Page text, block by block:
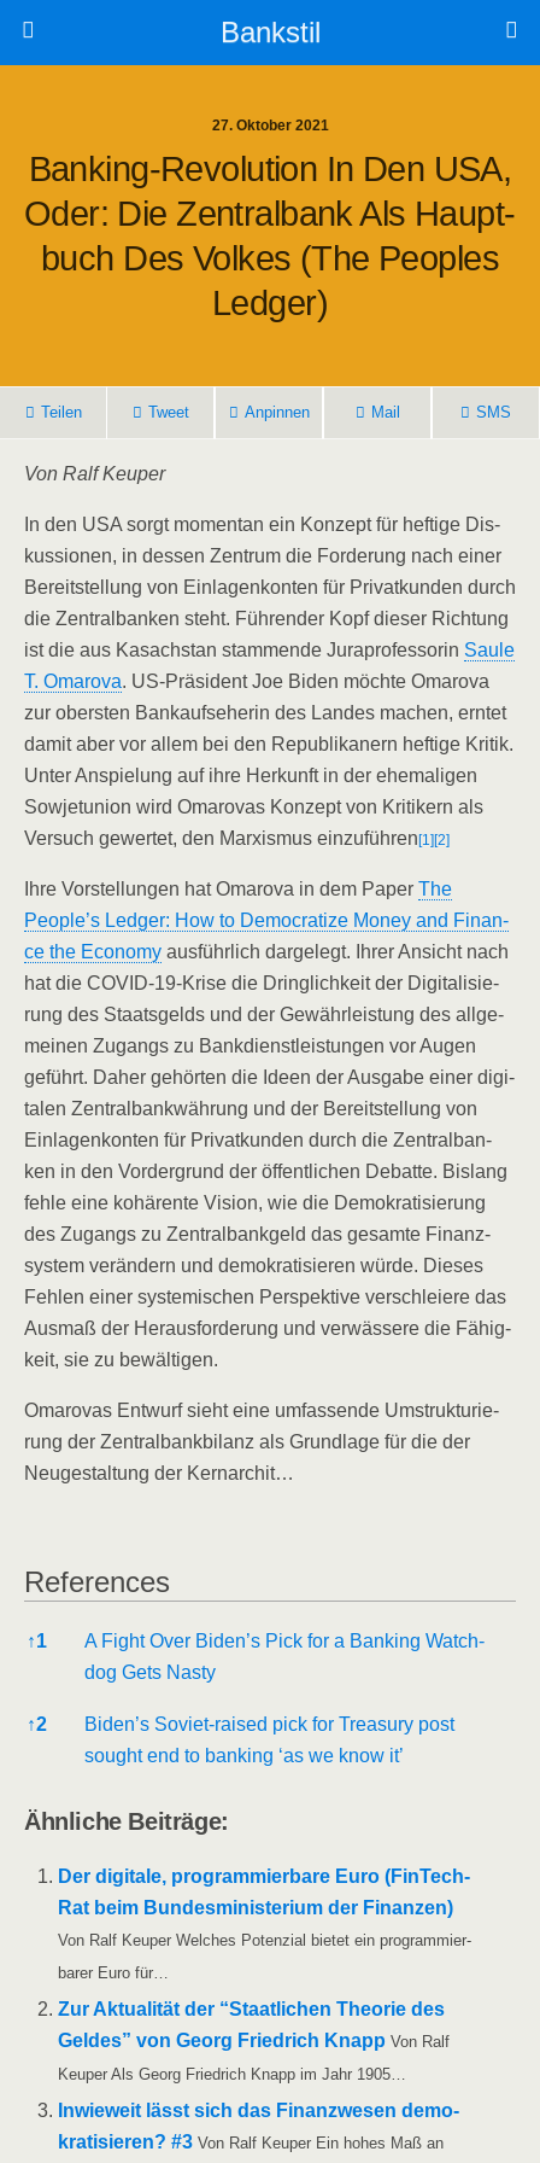
Bankstil
27. Oktober 2021
Ban­king-Revo­lu­ti­on In Den USA,
Oder: Die Zen­tral­bank Als Haupt­
Buch Des Vol­kes (The Peo­p­les
Ledger)
Tei­len Tweet Anpin­nen Mail SMS
Von Ralf Keuper
In den USA sorgt momen­tan ein Kon­zept für hef­ti­ge Dis­
kus­sio­nen, in des­sen Zen­trum die For­de­rung nach einer
Bereit­stel­lung von Ein­la­gen­kon­ten für Pri­vat­kun­den durch
die Zen­tral­ban­ken steht. Füh­ren­der Kopf die­ser Rich­tung
ist die aus Kasach­stan stam­men­de Jura­pro­fes­so­rin Sau­le
T. Oma­ro­va. US-Prä­si­dent Joe Biden möch­te Oma­ro­va
zur obers­ten Bank­aufs­e­he­rin des Lan­des machen, ern­tet
damit aber vor allem bei den Repu­bli­ka­nern hef­ti­ge Kri­tik.
Unter Anspie­lung auf ihre Her­kunft in der ehe­ma­li­gen
Sowjet­uni­on wird Oma­ro­vas Kon­zept von Kri­ti­kern als
Ver­such gewer­tet, den Mar­xis­mus ein­zu­füh­ren [1] [2]
Ihre Vor­stel­lun­gen hat Oma­ro­va in dem Paper The
People’s Led­ger: How to Demo­cra­ti­ze Money and Finan­
ce the Eco­no­my aus­führ­lich dar­ge­legt. Ihrer Ansicht nach
hat die COVID-19-Kri­se die Dring­lich­keit der Digi­ta­li­sie­
rung des Staats­gelds und der Gewähr­leis­tung des all­ge­
mei­nen Zugangs zu Bank­dienst­leis­tun­gen vor Augen
geführt. Daher gehör­ten die Ideen der Aus­ga­be einer digi­
ta­len Zen­tral­bank­wäh­rung und der Bereit­stel­lung von
Ein­la­gen­kon­ten für Pri­vat­kun­den durch die Zen­tral­ban­
ken in den Vor­der­grund der öffent­li­chen Debat­te. Bis­lang
feh­le eine kohä­ren­te Visi­on, wie die Demo­kra­ti­sie­rung
des Zugangs zu Zen­tral­bank­geld das gesam­te Finanz­
sys­tem ver­än­dern und demo­kra­ti­sie­ren wür­de. Die­ses
Feh­len einer sys­te­mi­schen Per­spek­ti­ve ver­schleie­re das
Aus­maß der Her­aus­for­de­rung und ver­wäs­se­re die Fähig­
keit, sie zu bewältigen.
Oma­ro­vas Ent­wurf sieht eine umfas­sen­de Umstruk­tu­rie­
rung der Zen­tral­bank­bi­lanz als Grund­la­ge für die der
Neu­ge­stal­tung der Kernarchit…
Refe­ren­ces
Refe­ren­ces
↑1
A Fight Over Biden’s Pick for a Ban­king Watch­
dog Gets Nasty
↑2
Biden’s Soviet-rai­sed pick for Tre­asu­ry post
sought end to ban­king ‘as we know it’
Ähn­li­che Beiträge:
Der digi­ta­le, pro­gram­mier­ba­re Euro (Fin­Tech­
Rat beim Bun­des­mi­nis­te­ri­um der Finan­zen)
Von Ralf Keu­per Wel­ches Poten­zi­al bie­tet ein pro­gram­mier­
ba­rer Euro für…
Zur Aktua­li­tät der “Staat­li­chen Theo­rie des
Gel­des” von Georg Fried­rich Knapp Von Ralf
Keu­per Als Georg Fried­rich Knapp im Jahr 1905…
Inwie­weit lässt sich das Finanz­we­sen demo­
kra­ti­sie­ren? #3 Von Ralf Keu­per Ein hohes Maß an